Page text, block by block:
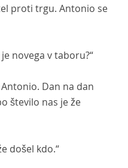
proti trgu. Antonio se
novega v taboru?“
Dan na dan
število nas je že
došel kdo.“